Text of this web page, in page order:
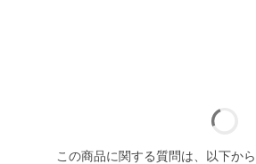
この商品に関する質問は、以下か